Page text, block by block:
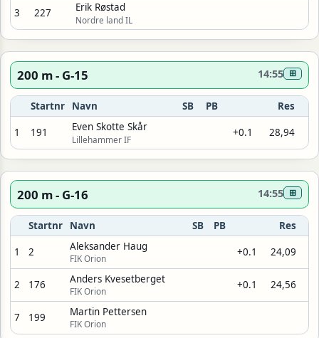
3 227 Erik Røstad
Nordre land IL
200 m - G-15 14:55 ⊞
Startnr Navn SB PB Res
1 191 Even Skotte Skår
Lillehammer IF
+0.1 28,94
200 m - G-16 14:55 ⊞
Startnr Navn SB PB Res
1 2 Aleksander Haug
FIK Orion
+0.1 24,09
2 176 Anders Kvesetberget
FIK Orion
+0.1 24,56
7 199 Martin Pettersen
FIK Orion